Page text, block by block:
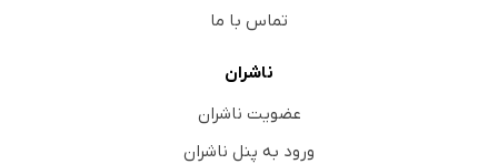
تماس با ما
ناشران
عضویت ناشران
ورود به پنل ناشران